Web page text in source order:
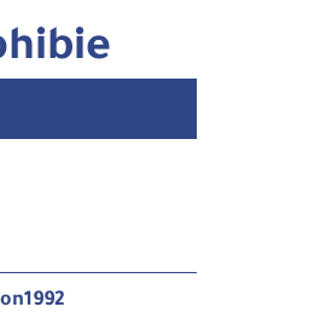
1992